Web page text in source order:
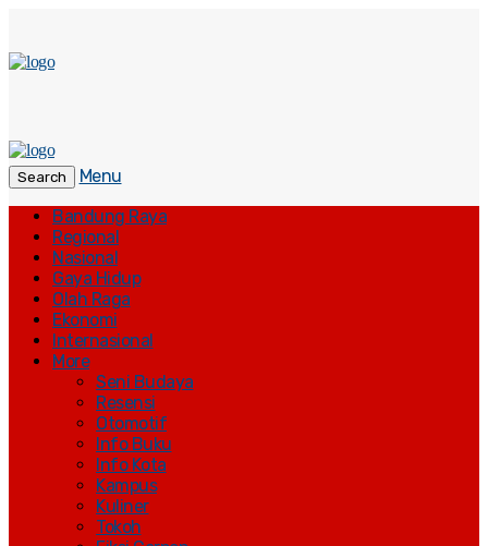
Search
Menu
Bandung Raya
Regional
Nasional
Gaya Hidup
Olah Raga
Ekonomi
Internasional
More
Seni Budaya
Resensi
Otomotif
Info Buku
Info Kota
Kampus
Kuliner
Tokoh